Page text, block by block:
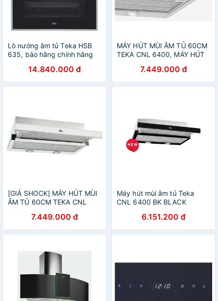
Lò nướng âm tủ Teka HSB
635, bảo hãng chính hãng
14.840.000 đ
MÁY HÚT MÙI ÂM TỦ 60CM
TEKA CNL 6400, MÁY HÚT
HÚT KHÓI KHỬ MÙI, MAY
HUT MUI, MÁY HÚT MÙI BẾP
7.449.000 đ
[GIÁ SHOCK] MÁY HÚT MÙI
ÂM TỦ 60CM TEKA CNL
7.449.000 đ
Máy hút mùi âm tủ Teka
CNL 6400 BK BLACK
6.151.200 đ